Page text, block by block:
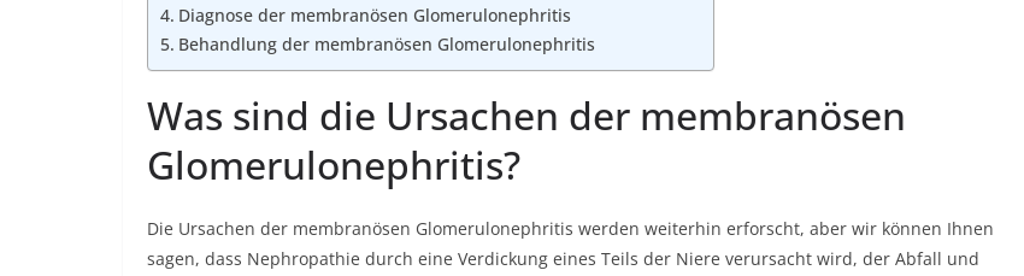
Diagnose der membranösen Glomerulonephritis
Behandlung der membranösen Glomerulonephritis
Was sind die Ursachen der membranösen
Glomerulonephritis?
Die Ursachen der membranösen Glomerulonephritis werden weiterhin erforscht, aber wir können Ihnen
sagen, dass Nephropathie durch eine Verdickung eines Teils der Niere verursacht wird, der Abfall und